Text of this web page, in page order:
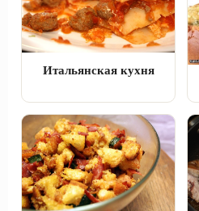
Итальянская кухня